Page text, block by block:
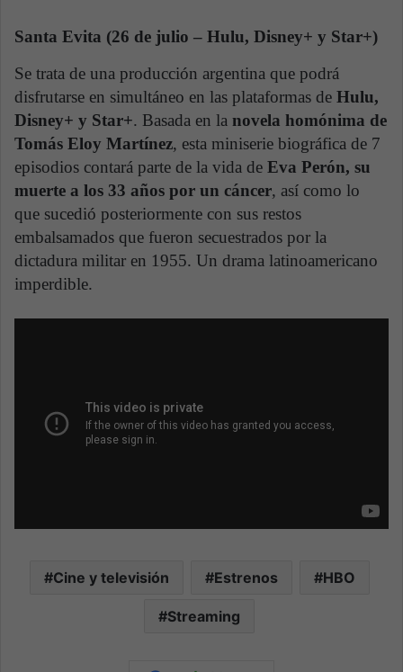
Santa Evita (26 de julio – Hulu, Disney+ y Star+)
Se trata de una producción argentina que podrá
disfrutarse en simultáneo en las plataformas de Hulu,
Disney+ y Star+. Basada en la novela homónima de
Tomás Eloy Martínez, esta miniserie biográfica de 7
episodios contará parte de la vida de Eva Perón, su
muerte a los 33 años por un cáncer, así como lo
que sucedió posteriormente con sus restos
embalsamados que fueron secuestrados por la
dictadura militar en 1955. Un drama latinoamericano
imperdible.
Cine y televisión Estrenos HBO
Streaming